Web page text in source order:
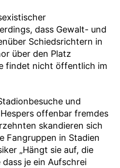
dass Gewalt- und
Schiedsrichtern in
über den Platz
findet nicht öffentlich im
und
offenbar fremdes
skandieren sich
Fangruppen in Stadien
„Hängt sie auf, die
dass je ein Aufschrei